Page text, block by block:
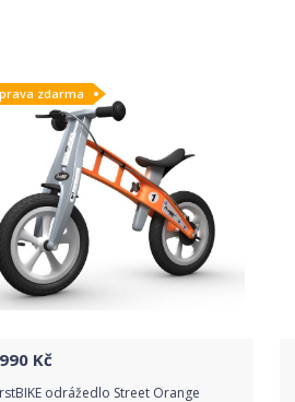
Detail produktu
zdarma
Kč
odrážedlo Street Orange